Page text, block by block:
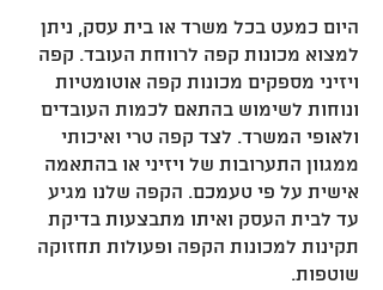
היום כמעט בכל משרד או בית עסק, ניתן
למצוא מכונות קפה לרווחת העובד. קפה
ויזיני מספקים מכונות קפה אוטומטיות
ונוחות לשימוש בהתאם לכמות העובדים
ולאופי המשרד. לצד קפה טרי ואיכותי
ממגוון התערובות של ויזיני או בהתאמה
אישית על פי טעמכם. הקפה שלנו מגיע
עד לבית העסק ואיתו מתבצעות בדיקת
תקינות למכונות הקפה ופעולות תחזוקה
שוטפות.